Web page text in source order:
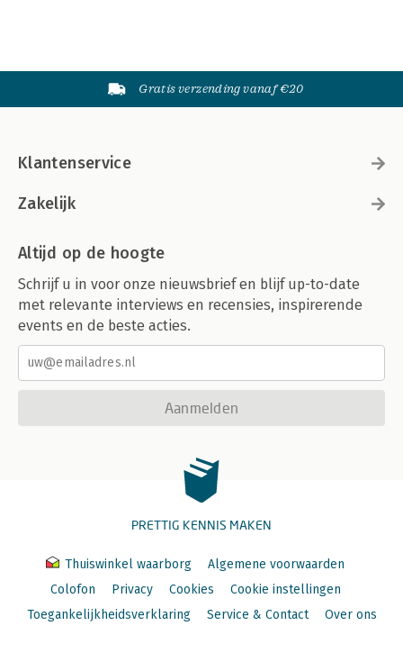
Gratis verzending vanaf €20
Klantenservice
Zakelijk
Altijd op de hoogte
Schrijf u in voor onze nieuwsbrief en blijf up-to-date
met relevante interviews en recensies, inspirerende
events en de beste acties.
Aanmelden
PRETTIG KENNIS MAKEN
Thuiswinkel waarborg
Algemene voorwaarden
Colofon
Privacy Cookies
Cookie instellingen
Toegankelijkheidsverklaring
Service & Contact Over ons